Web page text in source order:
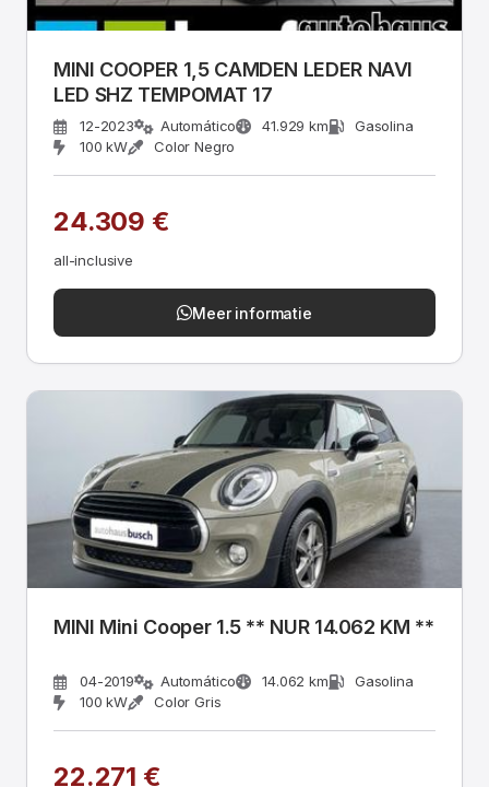
MINI COOPER 1,5 CAMDEN LEDER NAVI
LED SHZ TEMPOMAT 17
12-2023 Automático 41.929 km
Gasolina
100 kW
Color Negro
24.309 €
all-inclusive
Meer informatie
MINI Mini Cooper 1.5 ** NUR 14.062 KM **
04-2019 Automático 14.062 km
Gasolina
100 kW
Color Gris
22.271 €